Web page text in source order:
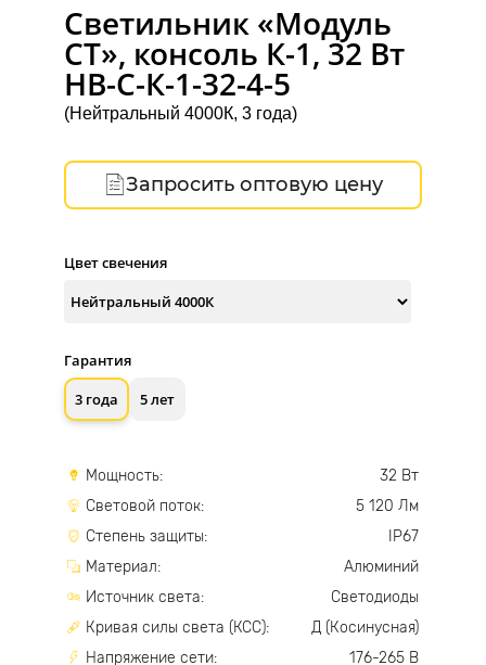
Светильник «Модуль
СТ», консоль К-1, 32 Вт
НВ-C-К-1-32-4-5
(Нейтральный 4000К, 3 года)
Запросить оптовую цену
Цвет свечения
Гарантия
3 года
5 лет
Мощность:
32 Вт
Световой поток:
5 120 Лм
Степень защиты:
IP67
Материал:
Алюминий
Источник света:
Светодиоды
Кривая силы света (КСС):
Д (Косинусная)
Напряжение сети:
176-265 В